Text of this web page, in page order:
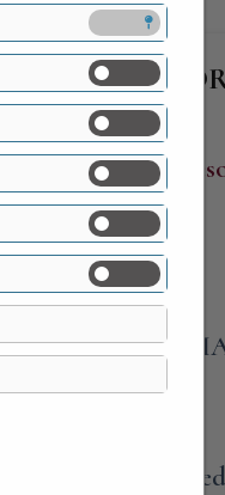
DELLA
Lentate sul
DELLA
Le spese di